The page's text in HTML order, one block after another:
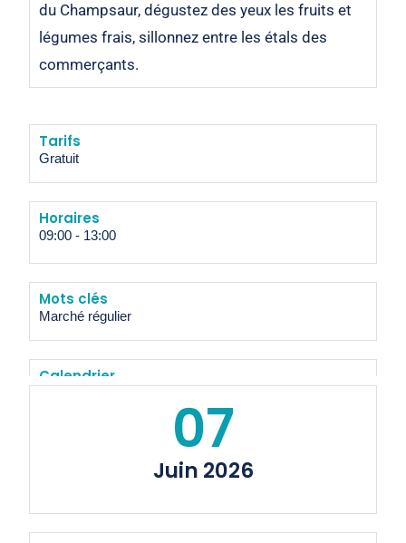
du Champsaur, dégustez des yeux les fruits et
légumes frais, sillonnez entre les étals des
commerçants.
Tarifs
Gratuit
Horaires
09:00 - 13:00
Mots clés
Marché régulier
Calendrier
07
Juin 2026